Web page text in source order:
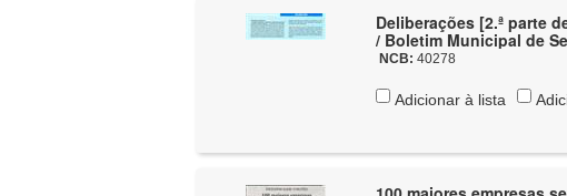
Deliberações [2.ª parte
/ Boletim Municipal de
NCB:40278
Adicionar à lista